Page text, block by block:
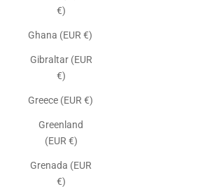
€)
Ghana (EUR €)
Gibraltar (EUR
€)
Greece (EUR €)
Greenland
(EUR €)
Grenada (EUR
€)